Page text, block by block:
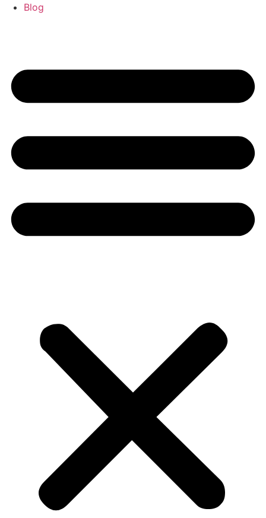
Blog